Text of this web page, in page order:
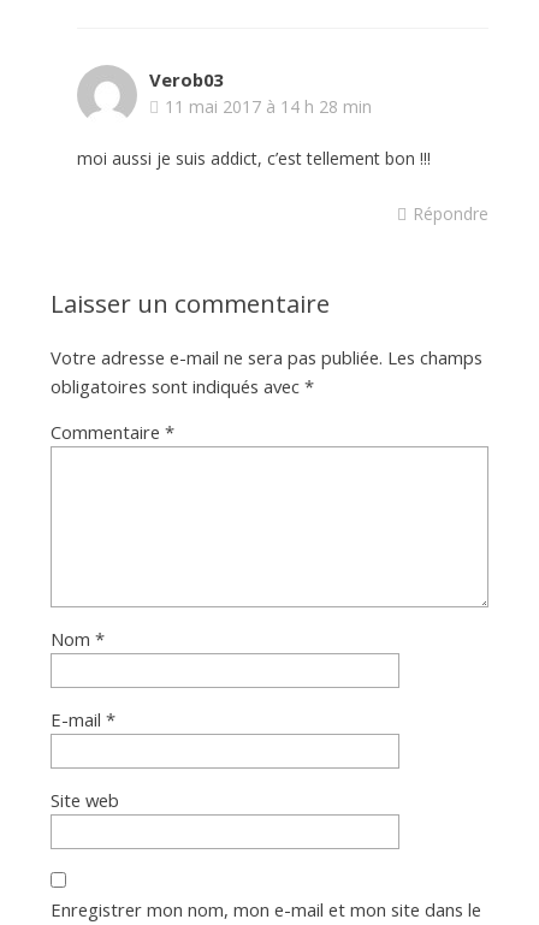
Verob03
11 mai 2017 à 14 h 28 min
moi aussi je suis addict, c’est tellement bon !!!
Répondre
Laisser un commentaire
Votre adresse e-mail ne sera pas publiée. Les champs
obligatoires sont indiqués avec *
Commentaire *
Nom *
E-mail *
Site web
Enregistrer mon nom, mon e-mail et mon site dans le